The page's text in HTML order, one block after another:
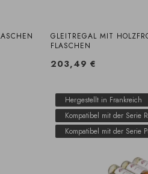
GLEITREGAL MIT
FLASCHEN
203,49 €
Hergestellt in Frankreich
Kompatibel mit der Serie
Kompatibel mit der Serie